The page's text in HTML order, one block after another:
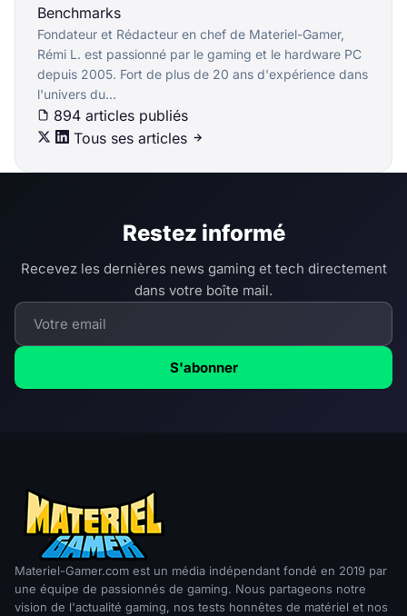
Benchmarks
Fondateur et Rédacteur en chef de Materiel-Gamer,
Rémi L. est passionné par le gaming et le hardware PC
depuis 2005. Fort de plus de 20 ans d'expérience dans
l'univers du...
894 articles publiés
Tous ses articles
Restez informé
Recevez les dernières news gaming et tech directement
dans votre boîte mail.
S'abonner
Materiel-Gamer.com est un média indépendant fondé en 2019 par
une équipe de passionnés de gaming. Nous partageons notre
vision de l'actualité gaming, nos tests honnêtes de matériel et nos